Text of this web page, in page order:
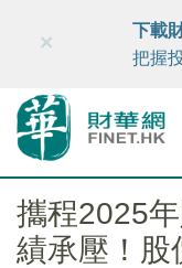
財華智庫網
×
下載
把握
攜程2025
績承壓！股